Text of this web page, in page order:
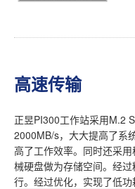
高速传输
正昱PI300工作站采用M.2
2000MB/s，大大提高了系
高了工作效率。同时还采
械硬盘做为存储空间。经
行。经过优化，实现了低